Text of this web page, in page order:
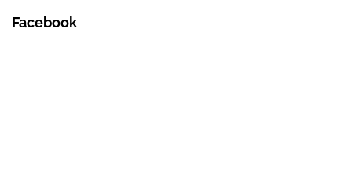
Facebook